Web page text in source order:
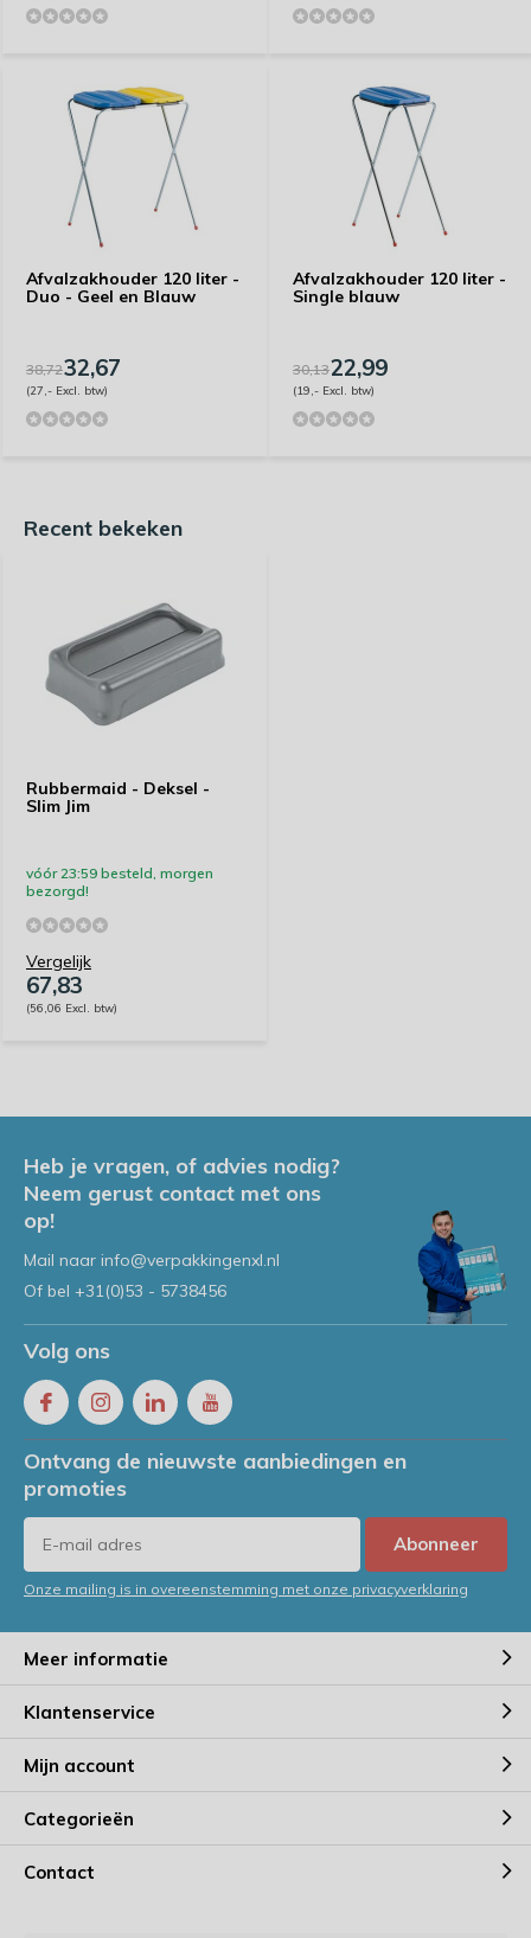
Afvalzakhouder 120 liter -
Duo - Geel en Blauw
38,7232,67
(27,- Excl. btw)
Afvalzakhouder 120 liter -
Single blauw
30,1322,99
(19,- Excl. btw)
Recent bekeken
Rubbermaid - Deksel -
Slim Jim
vóór 23:59 besteld, morgen
bezorgd!
Vergelijk
67,83
(56,06 Excl. btw)
Heb je vragen, of advies nodig?
Neem gerust contact met ons
op!
Mail naar info@verpakkingenxl.nl
Of bel +31(0)53 - 5738456
Volg ons
Ontvang de nieuwste aanbiedingen en
promoties
Abonneer
Onze mailing is in overeenstemming met onze privacyverklaring
Meer informatie
Klantenservice
Mijn account
Categorieën
Contact